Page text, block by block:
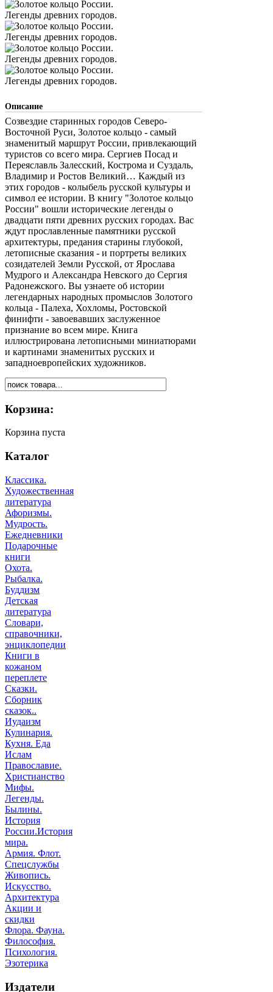
Описание
Созвездие старинных городов Северо-
Восточной Руси, Золотое кольцо - самый
знаменитый маршрут России, привлекающий
туристов со всего мира. Сергиев Посад и
Переяславль Залесский, Кострома и Суздаль,
Владимир и Ростов Великий… Каждый из
этих городов - колыбель русской культуры и
символ ее истории. В книгу "Золотое кольцо
России" вошли исторические легенды о
двадцати пяти древних русских городах. Вас
ждут прославленные памятники русской
архитектуры, предания старины глубокой,
летописные сказания - и портреты великих
созидателей Земли Русской, от Ярослава
Мудрого и Александра Невского до Сергия
Радонежского. Вы узнаете об истории
легендарных народных промыслов Золотого
кольца - Палеха, Хохломы, Ростовской
финифти - завоевавших заслуженное
признание во всем мире. Книга
иллюстрирована летописными миниатюрами
и картинами знаменитых русских и
западноевропейских художников.
Корзина:
Корзина пуста
Каталог
Классика.
Художественная
литература
Афоризмы.
Мудрость.
Ежедневники
Подарочные
книги
Охота.
Рыбалка.
Буддизм
Детская
литература
Словари,
справочники,
энциклопедии
Книги в
кожаном
переплете
Сказки.
Сборник
сказок..
Иудаизм
Кулинария.
Кухня. Еда
Ислам
Православие.
Христианство
Мифы.
Легенды.
Былины.
История
России.История
мира.
Армия. Флот.
Спецслужбы
Живопись.
Искусство.
Архитектура
Акции и
скидки
Флора. Фауна.
Философия.
Психология.
Эзотерика
Издатели